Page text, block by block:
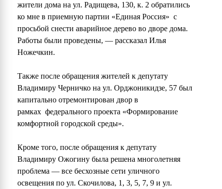
жители дома на ул. Радищева, 130, к. 2 обратились
ко мне в приемную партии «Единая Россия» с
просьбой снести аварийное дерево во дворе дома.
Работы были проведены, — рассказал Илья
Ножечкин.
Также после обращения жителей к депутату
Владимиру Черничко на ул. Орджоникидзе, 57 был
капитально отремонтирован двор в
рамках федерального проекта «Формирование
комфортной городской среды».
Кроме того, после обращения к депутату
Владимиру Ожогину была решена многолетняя
проблема — все бесхозные сети уличного
освещения по ул. Скочилова, 1, 3, 5, 7, 9 и ул.